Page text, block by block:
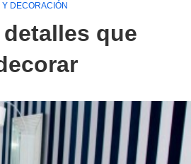
Y DECORACIÓN
que